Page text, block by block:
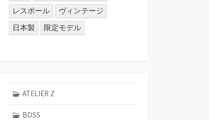
レスポール
ヴィンテージ
日本製
限定モデル
ATELIER Z
BOSS